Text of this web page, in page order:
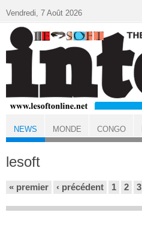
ACCUEIL NEWS
lesoft
« premier ‹ précédent 1 2 3
Vendredi, 7 Août 2026
NEWS MONDE CONGO